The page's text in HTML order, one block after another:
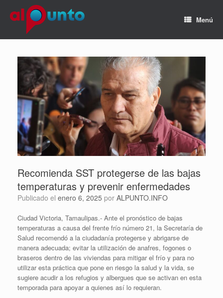
Menú
Recomienda SST protegerse de las bajas
temperaturas y prevenir enfermedades
Publicado el enero 6, 2025 por ALPUNTO.INFO
Ciudad Victoria, Tamaulipas.- Ante el pronóstico de bajas
temperaturas a causa del frente frío número 21, la Secretaría de
Salud recomendó a la ciudadanía protegerse y abrigarse de
manera adecuada; evitar la utilización de anafres, fogones o
braseros dentro de las viviendas para mitigar el frío y para no
utilizar esta práctica que pone en riesgo la salud y la vida, se
sugiere acudir a los refugios y albergues que se activan en esta
temporada para apoyar a quienes así lo requieran.